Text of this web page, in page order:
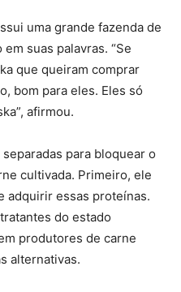
uma grande fazenda de
suas palavras. “Se
que queiram comprar
bom para eles. Eles só
afirmou.
para bloquear o
cultivada. Primeiro, ele
adquirir essas proteínas.
do estado
produtores de carne
alternativas.